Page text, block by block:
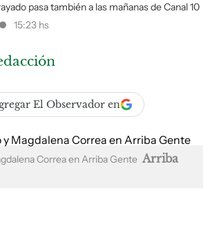
pasa también a las mañanas de Canal 10
15:23 hs
El Observador en
Correa en Arriba Gente Arriba